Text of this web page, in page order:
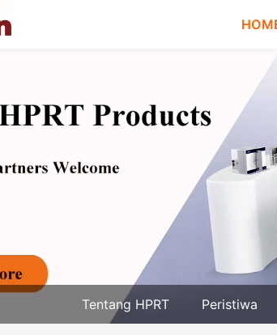
Tentang HPRT Peristiwa